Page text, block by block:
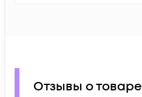
Отзывы о товаре